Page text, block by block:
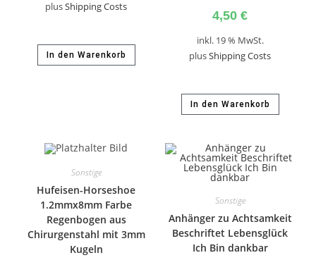
plusShipping Costs
In den Warenkorb
4,50 €
inkl. 19 % MwSt.
plusShipping Costs
In den Warenkorb
Sonstige
Hufeisen-Horseshoe
1.2mmx8mm Farbe
Regenbogen aus
Chirurgenstahl mit 3mm
Kugeln
Sonstige
Anhänger zu Achtsamkeit
Beschriftet Lebensglück
Ich Bin dankbar